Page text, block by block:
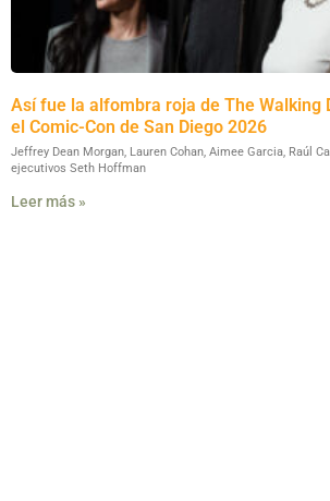
Así fue la alfombra roja de The Walking
el Comic-Con de San Diego 2026
Jeffrey Dean Morgan, Lauren Cohan, Aimee Garcia, Raúl
ejecutivos Seth Hoffman
Leer más »